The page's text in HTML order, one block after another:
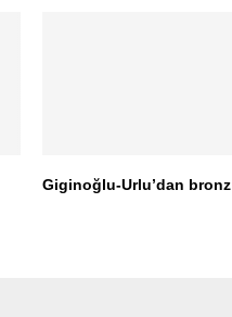
Giginoğlu-Urlu’dan bronz